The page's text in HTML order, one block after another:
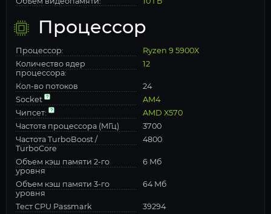
Процессор
Процессор:
Ryzen 9 5900X
Количество ядер
процессора:
12
Кол-во потоков
24
Socket
AM4
Чипсет:
AMD X570
Частота процессора (МГц)
3700
Частота TurboBoost /
TurboCore
4800
Объем кэш памяти 2-го
уровня
6 Мб
Объем кэш памяти 3-го
уровня
64 Мб
Тест CPU Passmark 39294